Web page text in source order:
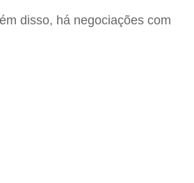
disso, há negociações com